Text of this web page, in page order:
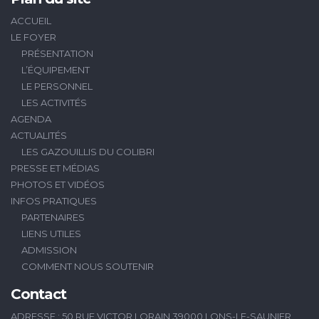
ACCUEIL
LE FOYER
PRÉSENTATION
L’ÉQUIPEMENT
LE PERSONNEL
LES ACTIVITÉS
AGENDA
ACTUALITÉS
LES GAZOUILLIS DU COLIBRI
PRESSE ET MÉDIAS
PHOTOS ET VIDÉOS
INFOS PRATIQUES
PARTENAIRES
LIENS UTILES
ADMISSION
COMMENT NOUS SOUTENIR
Contact
ADRESSE : 50 RUE VICTOR LORAIN 39000 LONS-LE-SAUNIER